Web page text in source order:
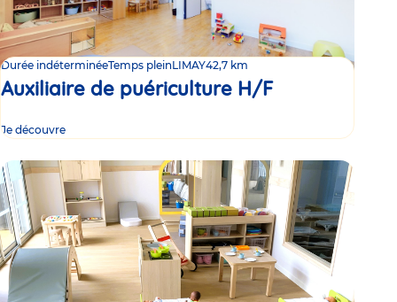
Durée indéterminéeTemps pleinLIMAY42,7 km
Auxiliaire de puériculture H/F
Je découvre